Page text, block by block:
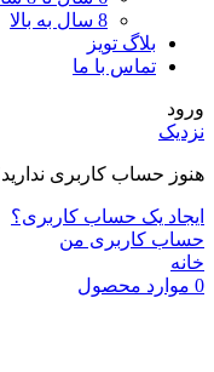
8 سال به بالا
بلاگ تویز
تماس با ما
ورود
نزدیک
هنوز حساب کاربری
ایجاد یک حساب کاربری؟
حساب کاربری من
خانه
0 موارد محصول